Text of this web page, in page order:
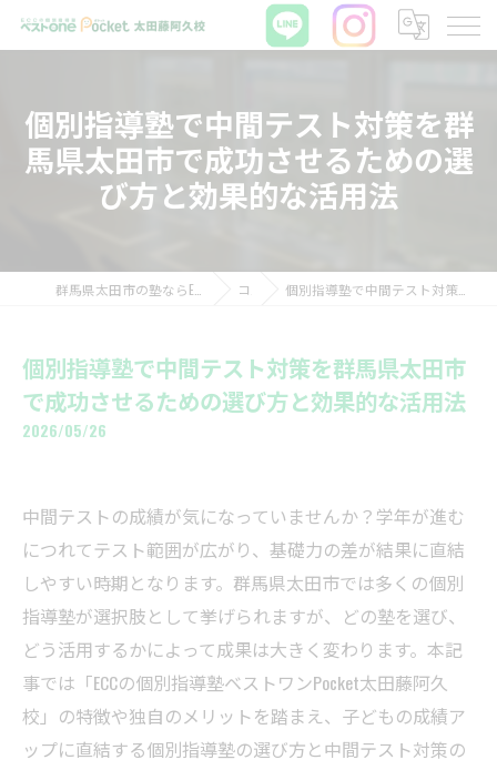
個別指導塾で中間テスト対策を群
馬県太田市で成功させるための選
び方と効果的な活用法
コラム 個別指導塾で中間テスト対策を群馬県太田市で成功させるための選び方と効果的な活用法
個別指導塾で中間テスト対策を群馬県太田市
で成功させるための選び方と効果的な活用法
2026/05/26
中間テストの成績が気になっていませんか？学年が進む
につれてテスト範囲が広がり、基礎力の差が結果に直結
しやすい時期となります。群馬県太田市では多くの個別
指導塾が選択肢として挙げられますが、どの塾を選び、
どう活用するかによって成果は大きく変わります。本記
事では「ECCの個別指導塾ベストワンPocket太田藤阿久
校」の特徴や独自のメリットを踏まえ、子どもの成績ア
ップに直結する個別指導塾の選び方と中間テスト対策の